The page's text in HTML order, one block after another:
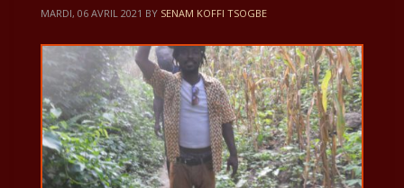
MARDI, 06 AVRIL 2021 BY SENAM KOFFI TSOGBE